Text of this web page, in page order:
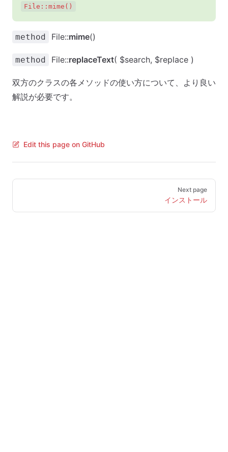
File::mime()
method File::mime()
method File::replaceText( $search, $replace )
双方のクラスの各メソッドの使い方について、より良い
解説が必要です。
Edit this page on GitHub
Pager
Next page
インストール